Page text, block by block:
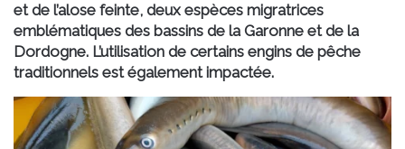
et de l’alose feinte, deux espèces migratrices
emblématiques des bassins de la Garonne et de la
Dordogne. L’utilisation de certains engins de pêche
traditionnels est également impactée.